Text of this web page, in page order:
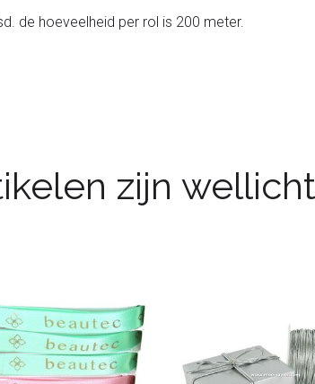
de hoeveelheid per rol is 200 meter.
zijn